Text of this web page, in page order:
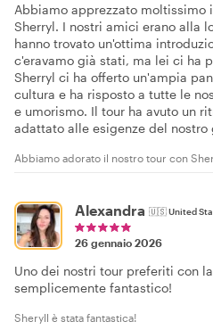
Abbiamo apprezzato moltissimo
Sherryl. I nostri amici erano alla
hanno trovato un'ottima
c'eravamo già stati, ma lei ci ha
Sherryl ci ha offerto un'ampia
cultura e ha risposto a tutte le
e umorismo. Il tour ha avuto un
adattato alle esigenze del nostro
Abbiamo adorato il nostro tour con
Alexandra 🇺🇸United
26 gennaio 2026
Uno dei nostri tour preferiti con
semplicemente fantastico!
Sheryll è stata fantastica!